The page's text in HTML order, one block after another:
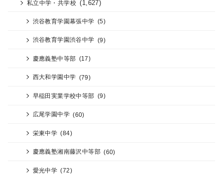
私立中学・共学校 (1,627)
渋谷教育学園幕張中学 (5)
渋谷教育学園渋谷中学 (9)
慶應義塾中等部 (17)
西大和学園中学 (79)
早稲田実業学校中等部 (9)
広尾学園中学 (60)
栄東中学 (84)
慶應義塾湘南藤沢中等部 (60)
愛光中学 (72)